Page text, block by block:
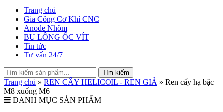
Trang chủ
Gia Công Cơ Khí CNC
Anode Nhôm
BU LÔNG ỐC VÍT
Tin tức
Tư vấn 24/7
Tìm kiếm
Trang chủ » REN CẤY HELICOIL - REN GIẢ » Ren cấy hạ bậc
M8 xuống M6
DANH MỤC SẢN PHẨM